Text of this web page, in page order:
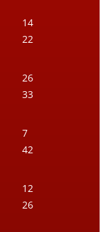
14
22
26
33
7
42
12
26